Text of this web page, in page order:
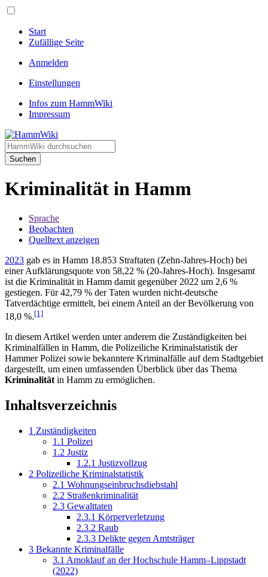
Start
Zufällige Seite
Anmelden
Einstellungen
Infos zum HammWiki
Impressum
Suchen
Kriminalität in Hamm
Sprache
Beobachten
Quelltext anzeigen
2023 gab es in Hamm 18.853 Straftaten (Zehn-Jahres-Hoch) bei
einer Aufklärungsquote von 58,22 % (20-Jahres-Hoch). Insgesamt
ist die Kriminalität in Hamm damit gegenüber 2022 um 2,6 %
gestiegen. Für 42,79 % der Taten wurden nicht-deutsche
Tatverdächtige ermittelt, bei einem Anteil an der Bevölkerung von
18,0 %.[1]
In diesem Artikel werden unter anderem die Zuständigkeiten bei
Kriminalfällen in Hamm, die Polizeiliche Kriminalstatistik der
Hammer Polizei sowie bekanntere Kriminalfälle auf dem Stadtgebiet
dargestellt, um einen umfassenden Überblick über das Thema
Kriminalität in Hamm zu ermöglichen.
Inhaltsverzeichnis
1 Zuständigkeiten
1.1 Polizei
1.2 Justiz
1.2.1 Justizvollzug
2 Polizeiliche Kriminalstatistik
2.1 Wohnungseinbruchsdiebstahl
2.2 Straßenkriminalität
2.3 Gewalttaten
2.3.1 Körperverletzung
2.3.2 Raub
2.3.3 Delikte gegen Amtsträger
3 Bekannte Kriminalfälle
3.1 Amoklauf an der Hochschule Hamm–Lippstadt
(2022)